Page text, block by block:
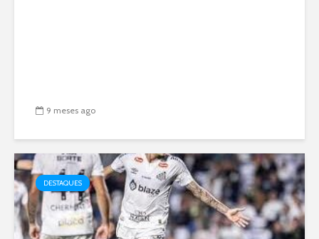
9 meses ago
DESTAQUES